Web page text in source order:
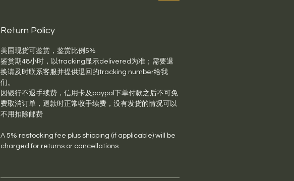
Return Policy
美国现货可鉴赏，鉴赏比例5%
鉴赏期48小时，以tracking显示delivered为准；需要退
换请及时联系客服并提供退回的tracking number给我
们。
因银行不退手续费，信用卡及paypal下单付款之后不可免
费取消订单，退款时正常收手续费，没有发货的情况可以
不用扣除邮费
A 5% restocking fee plus shipping (if applicable) will be
charged for returns or cancellations.